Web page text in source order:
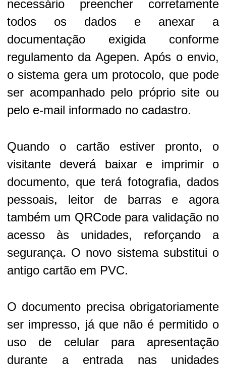
necessário preencher corretamente
todos os dados e anexar a
documentação exigida conforme
regulamento da Agepen. Após o envio,
o sistema gera um protocolo, que pode
ser acompanhado pelo próprio site ou
pelo e-mail informado no cadastro.
Quando o cartão estiver pronto, o
visitante deverá baixar e imprimir o
documento, que terá fotografia, dados
pessoais, leitor de barras e agora
também um QRCode para validação no
acesso às unidades, reforçando a
segurança. O novo sistema substitui o
antigo cartão em PVC.
O documento precisa obrigatoriamente
ser impresso, já que não é permitido o
uso de celular para apresentação
durante a entrada nas unidades